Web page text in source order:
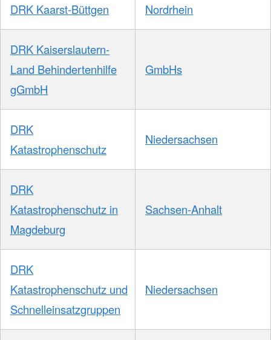
DRK Kaarst-Büttgen Nordrhein
DRK Kaiserslautern-
Land Behindertenhilfe
gGmbH
GmbHs
DRK
Katastrophenschutz
Niedersachsen
DRK
Katastrophenschutz in
Magdeburg
Sachsen-Anhalt
DRK
Katastrophenschutz und
Schnelleinsatzgruppen
Niedersachsen